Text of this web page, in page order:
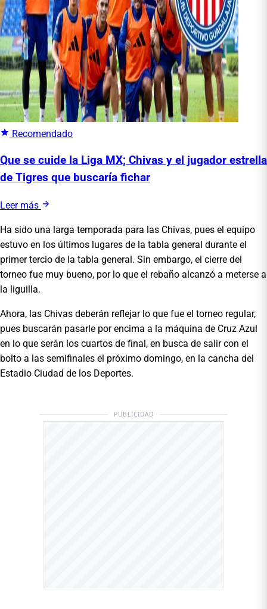
Recomendado
Que se cuide la Liga MX; Chivas y el jugador estrella
de Tigres que buscaría fichar
Leer más
Ha sido una larga temporada para las Chivas, pues el equipo
estuvo en los últimos lugares de la tabla general durante el
primer tercio de la tabla general. Sin embargo, el cierre del
torneo fue muy bueno, por lo que el rebaño alcanzó a meterse a
la liguilla.
Ahora, las Chivas deberán reflejar lo que fue el torneo regular,
pues buscarán pasarle por encima a la máquina de Cruz Azul
en lo que serán los cuartos de final, en busca de salir con el
bolto a las semifinales el próximo domingo, en la cancha del
Estadio Ciudad de los Deportes.
PUBLICIDAD